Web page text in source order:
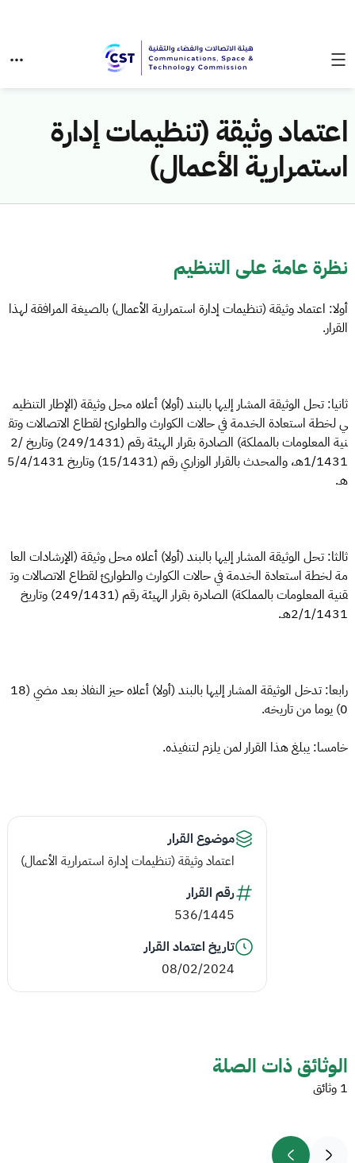
اعتماد وثيقة (تنظيمات إدارة
استمرارية الأعمال)
نظرة عامة على التنظيم
أولا: اعتماد وثيقة (تنظيمات إدارة استمرارية الأعمال) بالصيغة المرافقة لهذا
القرار.
ثانيا: تحل الوثيقة المشار إليها بالبند (أولا) أعلاه محل وثيقة (الإطار التنظيم
ي لخطة استعادة الخدمة في حالات الكوارث والطوارئ لقطاع الاتصالات وتق
نية المعلومات بالمملكة) الصادرة بقرار الهيئة رقم (249/1431) وتاريخ 2/
1/1431هـ، والمحدث بالقرار الوزاري رقم (15/1431) وتاريخ 5/4/1431
هـ.
ثالثا: تحل الوثيقة المشار إليها بالبند (أولا) أعلاه محل وثيقة (الإرشادات العا
مة لخطة استعادة الخدمة في حالات الكوارث والطوارئ لقطاع الاتصالات وت
قنية المعلومات بالمملكة) الصادرة بقرار الهيئة رقم (249/1431) وتاريخ
2/1/1431هـ.
رابعا: تدخل الوثيقة المشار إليها بالبند (أولا) أعلاه حيز النفاذ بعد مضي (18
0) يوما من تاريخه.
خامسا: يبلغ هذا القرار لمن يلزم لتنفيذه.
موضوع القرار
اعتماد وثيقة (تنظيمات إدارة استمرارية الأعمال)
رقم القرار
536/1445
تاريخ اعتماد القرار
08/02/2024
الوثائق ذات الصلة
1 وثائق